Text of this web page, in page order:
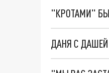
"КРОТАМИ"
ДАНЯ С